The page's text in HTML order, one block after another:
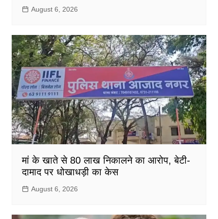
August 6, 2026
मां के खाते से 80 लाख निकालने का आरोप, बेटी-
दामाद पर धोखाधड़ी का केस
August 6, 2026